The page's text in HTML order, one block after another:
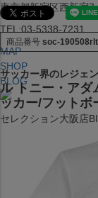
東京都新宿区西新宿
TEL:03-5338-7231
MAP
SHOP
BLOG
セレクション大阪店
営業：平日・土日祝
商品番号 soc-
サッカー界のレジェ
ル トニー・アダ
ッカー/フットボ